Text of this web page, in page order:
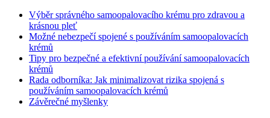
Výběr správného samoopalovacího krému pro zdravou a
krásnou pleť
Možné nebezpečí spojené s používáním samoopalovacích
krémů
Tipy pro bezpečné a efektivní používání samoopalovacích
krémů
Rada odborníka: Jak minimalizovat rizika spojená s
používáním samoopalovacích krémů
Závěrečné myšlenky